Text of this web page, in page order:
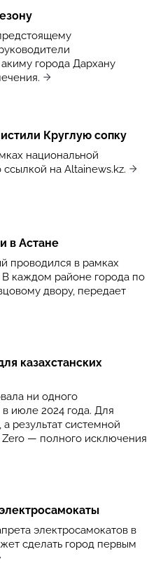
города Дархану
Круглую сопку
национальной
на Altainews.kz.
в Астане
проводился в рамках
В каждом районе города по
двору, передает
казахстанских
ни одного
июле 2024 года. Для
результат системной
Zero — полного исключения
электросамокатов в
сделать город первым